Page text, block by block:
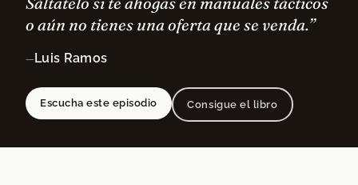
o aún no tienes una oferta que se venda.”
— Luis Ramos
Escucha este episodio Consigue el libro